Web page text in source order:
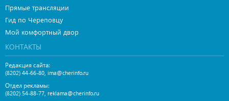
Прямые трансляции
Гид по Череповцу
Мой комфортный двор
КОНТАКТЫ
Редакция сайта:
(8202) 44-66-80 ima@cherinfo.ru
Отдел рекламы:
(8202) 54-88-77 reklama@cherinfo.ru